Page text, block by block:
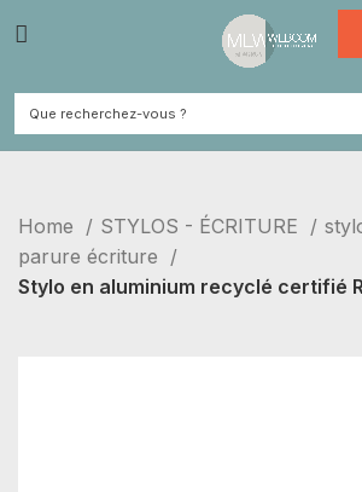
Home STYLOS - ÉCRITURE
parure écriture
Stylo en aluminium recyclé certifié